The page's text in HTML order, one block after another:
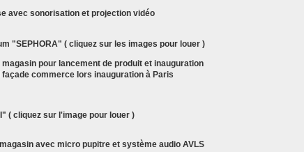
"SEPHORA" ( cliquez sur les images pour louer )
( cliquez sur l'image pour louer )